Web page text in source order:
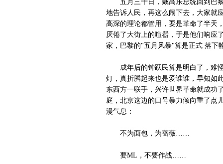
五月三十日，戴高乐总统回到巴黎
地告诉人民，再这么闹下去，大家就
高深的理论都管用，要是革命了半天
厌倦了大街上的喧嚣，于是他们响应
家，巴黎的"五月风暴"算是正式 落下
成年后的钟跃民算是明白了，难怪
灯，真折腾起来也是爱谁谁，早知如
东西方一联手，兴许世界革命就成功
庭，北京这边的口号暴力倾向重了点
漫气息：
不为面包，为蔷薇……
要ML，不要作战……